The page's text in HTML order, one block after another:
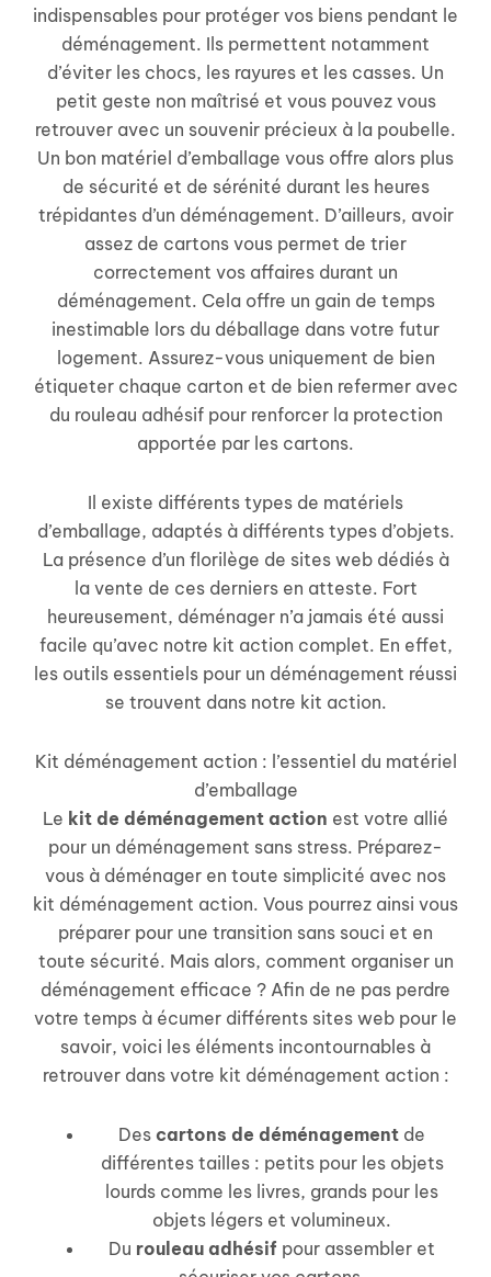
indispensables pour protéger vos biens pendant le
déménagement. Ils permettent notamment
d’éviter les chocs, les rayures et les casses. Un
petit geste non maîtrisé et vous pouvez vous
retrouver avec un souvenir précieux à la poubelle.
Un bon matériel d’emballage vous offre alors plus
de sécurité et de sérénité durant les heures
trépidantes d’un déménagement. D’ailleurs, avoir
assez de cartons vous permet de trier
correctement vos affaires durant un
déménagement. Cela offre un gain de temps
inestimable lors du déballage dans votre futur
logement. Assurez-vous uniquement de bien
étiqueter chaque carton et de bien refermer avec
du rouleau adhésif pour renforcer la protection
apportée par les cartons.
Il existe différents types de matériels
d’emballage, adaptés à différents types d’objets.
La présence d’un florilège de sites web dédiés à
la vente de ces derniers en atteste. Fort
heureusement, déménager n’a jamais été aussi
facile qu’avec notre kit action complet. En effet,
les outils essentiels pour un déménagement réussi
se trouvent dans notre kit action.
Kit déménagement action : l’essentiel du matériel
d’emballage
Le kit de déménagement action est votre allié
pour un déménagement sans stress. Préparez-
vous à déménager en toute simplicité avec nos
kit déménagement action. Vous pourrez ainsi vous
préparer pour une transition sans souci et en
toute sécurité. Mais alors, comment organiser un
déménagement efficace ? Afin de ne pas perdre
votre temps à écumer différents sites web pour le
savoir, voici les éléments incontournables à
retrouver dans votre kit déménagement action :
Des cartons de déménagement de
différentes tailles : petits pour les objets
lourds comme les livres, grands pour les
objets légers et volumineux.
Du rouleau adhésif pour assembler et